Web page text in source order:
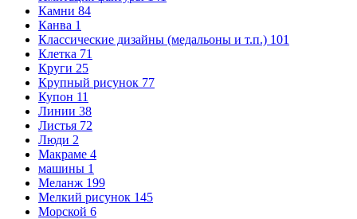
Камни 84
Канва 1
Классические дизайны (медальоны и т.п.) 101
Клетка 71
Круги 25
Крупный рисунок 77
Купон 11
Линии 38
Листья 72
Люди 2
Макраме 4
машины 1
Меланж 199
Мелкий рисунок 145
Морской 6